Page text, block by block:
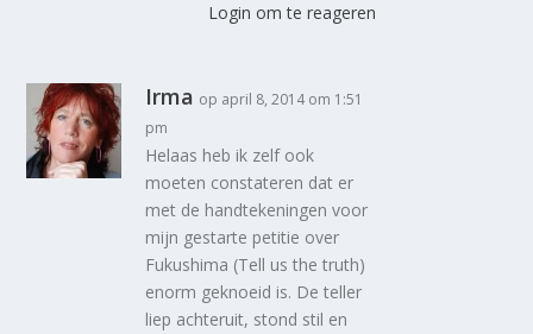
Login om te reageren
Irma op april 8, 2014 om 1:51
pm
Helaas heb ik zelf ook
moeten constateren dat er
met de handtekeningen voor
mijn gestarte petitie over
Fukushima (Tell us the truth)
enorm geknoeid is. De teller
liep achteruit, stond stil en